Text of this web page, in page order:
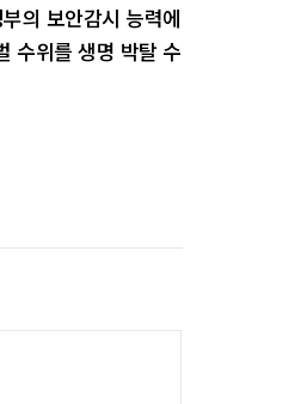
의 보안감시 능력에
수위를 생명 박탈 수